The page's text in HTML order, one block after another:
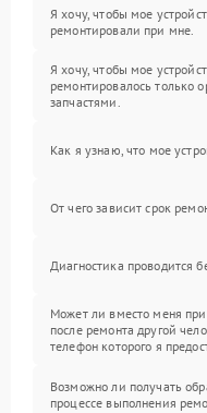
Я хочу, чтобы мое
ремонтировали при мне.
Я хочу, чтобы мое
ремонтировалось только
запчастями.
Как я узнаю, что мое
От чего зависит срок
Диагностика проводится
Может ли вместо меня
после ремонта другой
телефон которого я
Возможно ли получать
процессе выполнения